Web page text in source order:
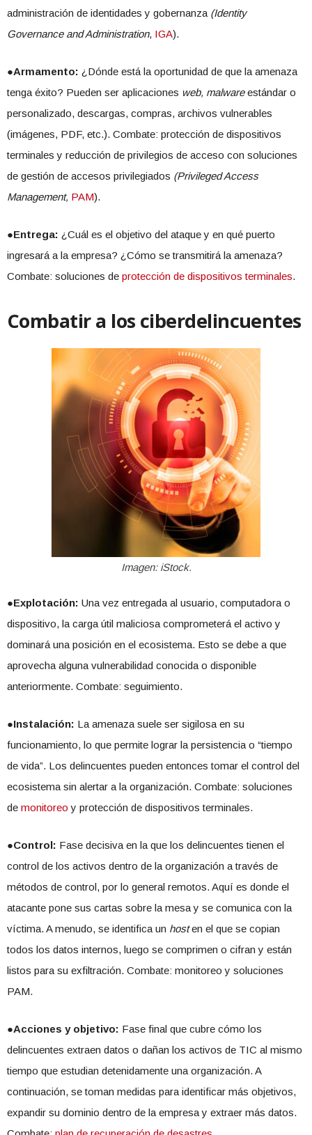
administración de identidades y gobernanza (Identity
Governance and Administration, IGA).
●Armamento: ¿Dónde está la oportunidad de que la amenaza
tenga éxito? Pueden ser aplicaciones web, malwareestándar o
personalizado, descargas, compras, archivos vulnerables
(imágenes, PDF, etc.). Combate: protección de dispositivos
terminales y reducción de privilegios de acceso con soluciones
de gestión de accesos privilegiados (Privileged Access
Management, PAM).
●Entrega: ¿Cuál es el objetivo del ataque y en qué puerto
ingresará a la empresa? ¿Cómo se transmitirá la amenaza?
Combate: soluciones de protección de dispositivos terminales.
Combatir a los ciberdelincuentes
Imagen: iStock.
●Explotación: Una vez entregada al usuario, computadora o
dispositivo, la carga útil maliciosa comprometerá el activo y
dominará una posición en el ecosistema. Esto se debe a que
aprovecha alguna vulnerabilidad conocida o disponible
anteriormente. Combate: seguimiento.
●Instalación: La amenaza suele ser sigilosa en su
funcionamiento, lo que permite lograr la persistencia o “tiempo
de vida”. Los delincuentes pueden entonces tomar el control del
ecosistema sin alertar a la organización. Combate: soluciones
de monitoreo y protección de dispositivos terminales.
●Control: Fase decisiva en la que los delincuentes tienen el
control de los activos dentro de la organización a través de
métodos de control, por lo general remotos. Aquí es donde el
atacante pone sus cartas sobre la mesa y se comunica con la
víctima. A menudo, se identifica un hosten el que se copian
todos los datos internos, luego se comprimen o cifran y están
listos para su exfiltración. Combate: monitoreo y soluciones
PAM.
●Acciones y objetivo: Fase final que cubre cómo los
delincuentes extraen datos o dañan los activos de TIC al mismo
tiempo que estudian detenidamente una organización. A
continuación, se toman medidas para identificar más objetivos,
expandir su dominio dentro de la empresa y extraer más datos.